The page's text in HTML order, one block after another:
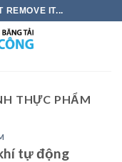
REMOVE IT...
THỰC PHẨM
tự động